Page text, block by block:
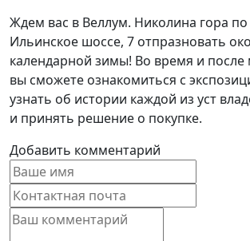
Ждем вас в Веллум. Николина гора по
Ильинское шоссе, 7 отпразновать
календарной зимы! Во время и
вы сможете ознакомиться с
узнать об истории каждой из уст
и принять решение о покупке.
Добавить комментарий